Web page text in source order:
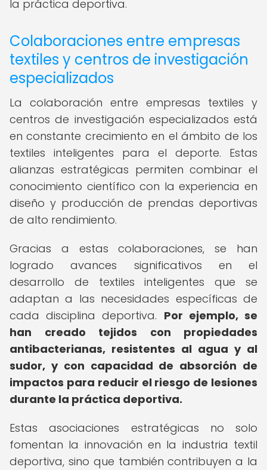
la práctica deportiva.
Colaboraciones entre empresas
textiles y centros de investigación
especializados
La colaboración entre empresas textiles y
centros de investigación especializados está
en constante crecimiento en el ámbito de los
textiles inteligentes para el deporte. Estas
alianzas estratégicas permiten combinar el
conocimiento científico con la experiencia en
diseño y producción de prendas deportivas
de alto rendimiento.
Gracias a estas colaboraciones, se han
logrado avances significativos en el
desarrollo de textiles inteligentes que se
adaptan a las necesidades específicas de
cada disciplina deportiva. Por ejemplo, se
han creado tejidos con propiedades
antibacterianas, resistentes al agua y al
sudor, y con capacidad de absorción de
impactos para reducir el riesgo de lesiones
durante la práctica deportiva.
Estas asociaciones estratégicas no solo
fomentan la innovación en la industria textil
deportiva, sino que también contribuyen a la